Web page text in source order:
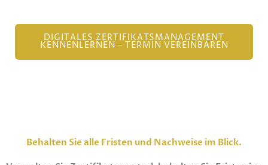
DIGITALES ZERTIFIKATSMANAGEMENT
KENNENLERNEN – TERMIN VEREINBAREN
Behalten Sie alle Fristen und Nachweise im Blick.